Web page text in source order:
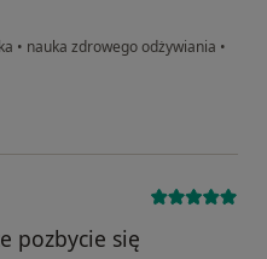
• nauka zdrowego odżywiania •
pozbycie się